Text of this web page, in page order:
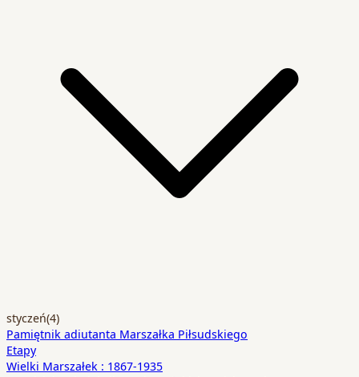
styczeń(4)
Pamiętnik adiutanta Marszałka Piłsudskiego
Etapy
Wielki Marszałek : 1867-1935